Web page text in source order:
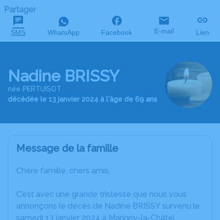
Partager
SMS WhatsApp Facebook E-mail Lien
Nadine BRISSY
née PERTUISOT
décédée le 13 janvier 2024 à l'âge de 69 ans
Message de la famille
Chère famille, chers amis,
C’est avec une grande tristesse que nous vous
annonçons le décès de Nadine BRISSY survenu le
samedi 13 janvier 2024 à Marigny-la-Châtel.